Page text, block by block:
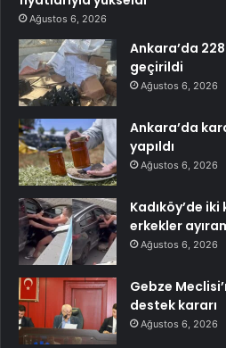
Ağustos 6, 2026
Ankara’da
geçirildi
Ağustos 6, 2026
Ankara’da
yapıldı
Ağustos 6, 2026
Kadıköy’de iki
erkekler
Ağustos 6, 2026
Gebze
destek kararı
Ağustos 6, 2026